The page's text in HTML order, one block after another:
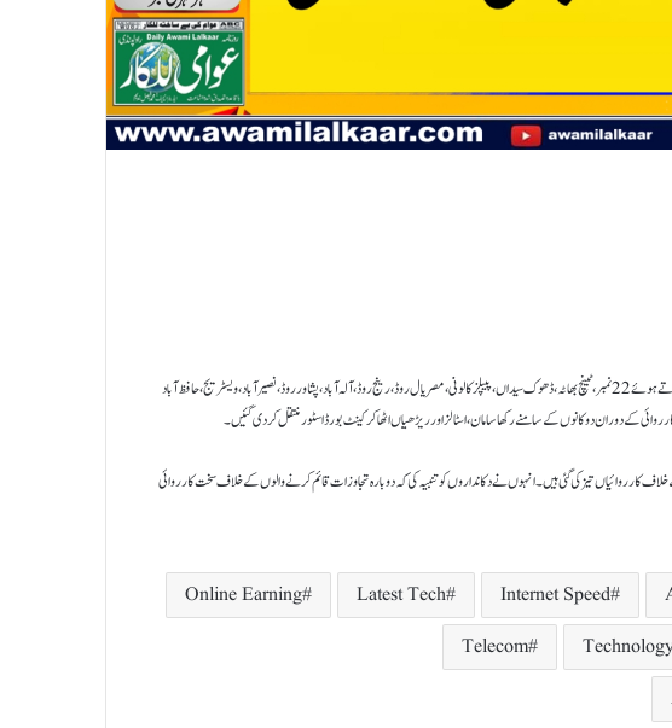
راولپنڈی (عبدالرحمان سے) کینٹ بورڈ راولپنڈی کے شعبہ تجاوزات نے کارروائی کرتے ہوئے 22 نمبر، ٹینچ بھاٹہ، ڈھوک سیداں، پیپلز کالونی، مصریال روڈ، رینج روڈ، آلہ آباد، پشاور روڈ، نصیرآباد، ویسٹریج، حافظ آباد
کے دوران دوکانوں کے سامنے رکھا سامان، اسٹالز اور ریڑھیاں اٹھا کر کینٹ بورڈ اسٹور منتقل کر دی گئیں۔
تیز کی گئی ہیں۔ انہوں نے دکانداروں کو تنبیہ کی کہ دوبارہ تجاوزات قائم کرنے والوں کے خلاف سخت کارروائی
Internet Speed
Latest Tech
Online Earning
Telecom